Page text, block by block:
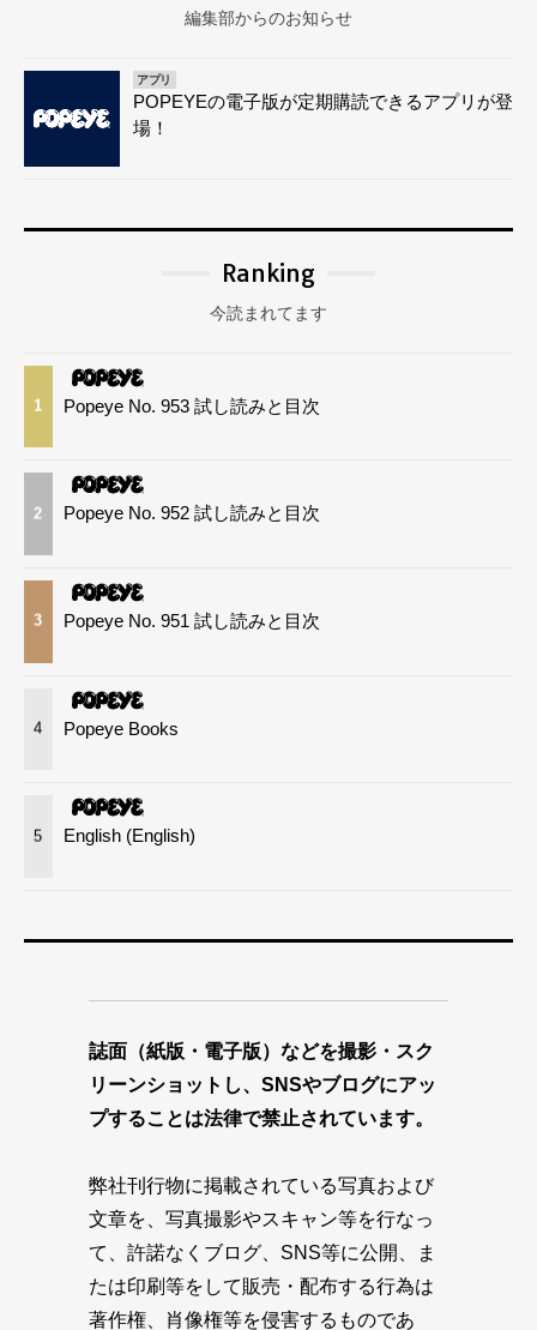
編集部からのお知らせ
アプリ
POPEYEの電子版が定期購読できるアプリが登
場！
Ranking
今読まれてます
1 Popeye No. 953 試し読みと目次
2 Popeye No. 952 試し読みと目次
3 Popeye No. 951 試し読みと目次
4 Popeye Books
5 English (English)
誌面（紙版・電子版）などを撮影・スク
リーンショットし、SNSやブログにアッ
プすることは法律で禁止されています。
弊社刊行物に掲載されている写真および
文章を、写真撮影やスキャン等を行なっ
て、許諾なくブログ、SNS等に公開、ま
たは印刷等をして販売・配布する行為は
著作権、肖像権等を侵害するものであ